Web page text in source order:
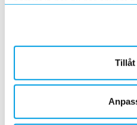
Tillåt
2022-03-03
pågående affärsrelationer med
Med anledning av stigande
Prisavisering per den 4:e
Med anledning av rådande
Elektroskandia Sverige AB